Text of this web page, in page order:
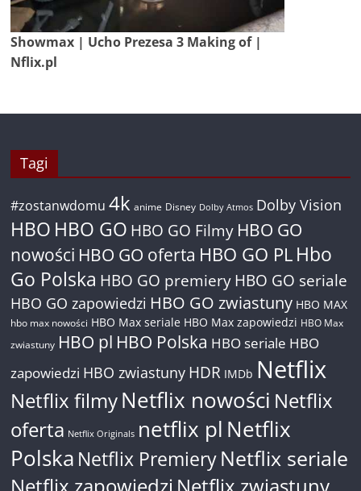
Showmax | Ucho Prezesa 3 Making of |
Nflix.pl
Tagi
#zostanwdomu 4k anime Disney Dolby Atmos Dolby Vision
HBO HBO GO HBO GO Filmy HBO GO
nowości HBO GO oferta HBO GO PL Hbo
Go Polska HBO GO premiery HBO GO seriale
HBO GO zapowiedzi HBO GO zwiastuny HBO MAX
hbo max nowości HBO Max seriale HBO Max zapowiedzi HBO Max
zwiastuny HBO pl HBO Polska HBO seriale HBO
zapowiedzi HBO zwiastuny HDR IMDb Netflix
Netflix filmyNetflix nowości Netflix
oferta Netflix Originals netflix pl Netflix
Polska Netflix PremieryNetflix seriale
Netflix zapowiedzi Netflix zwiastuny